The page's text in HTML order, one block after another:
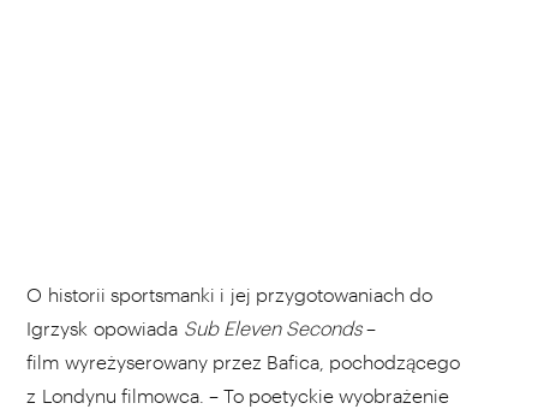
O historii sportsmanki i jej przygotowaniach do
Igrzysk opowiada Sub Eleven Seconds–
film wyreżyserowany przez Bafica, pochodzącego
z Londynu filmowca. – To poetyckie wyobrażenie